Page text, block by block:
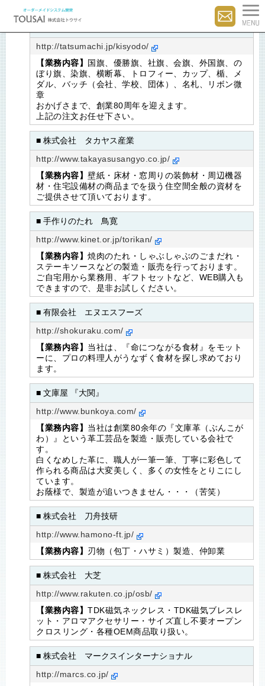
http://tatsumachi.jp/kisyodo/
【業務内容】 国旗、優勝旗、社旗、会旗、外国旗、の
ぼり旗、染旗、横断幕、トロフィー、カップ、楯、メ
ダル、バッチ（会社、学校、団体）、名札、リボン微
章
おかげさまで、創業80周年を迎えます。
上記の注文お任せ下さい。
■ 株式会社 タカヤス産業
http://www.takayasusangyo.co.jp/
【業務内容】 壁紙・床材・窓周りの装飾材・周辺機器
材・住宅設備材の商品までを扱う住空間全般の資材を
ご提供させて頂いております。
■ 手作りのたれ 鳥寛
http://www.kinet.or.jp/torikan/
【業務内容】 焼肉のたれ・しゃぶしゃぶのごまだれ・
ステーキソースなどの製造・販売を行っております。
ご自宅用から業務用、ギフトセットなど、WEB購入も
できますので、是非お試しください。
■ 有限会社 エヌエスフーズ
http://shokuraku.com/
【業務内容】 当社は、『命につながる食材』をモット
ーに、プロの料理人がうなずく食材を探し求めており
ます。
■ 文庫屋 『大関』
http://www.bunkoya.com/
【業務内容】 当社は創業80余年の『文庫革（ぶんこが
わ）』という革工芸品を製造・販売している会社で
す。
白くなめした革に、職人が一筆一筆、丁寧に彩色して
作られる商品は大変美しく、多くの女性をとりこにし
ています。
お蔭様で、製造が追いつきません・・・（苦笑）
■ 株式会社 刀舟技研
http://www.hamono-ft.jp/
【業務内容】 刃物（包丁・ハサミ）製造、仲卸業
■ 株式会社 大芝
http://www.rakuten.co.jp/osb/
【業務内容】 TDK磁気ネックレス・TDK磁気ブレスレ
ット・アロマアクセサリー・サイズ直し不要オープン
クロスリング・各種OEM商品取り扱い。
■ 株式会社 マークスインターナショナル
http://marcs.co.jp/